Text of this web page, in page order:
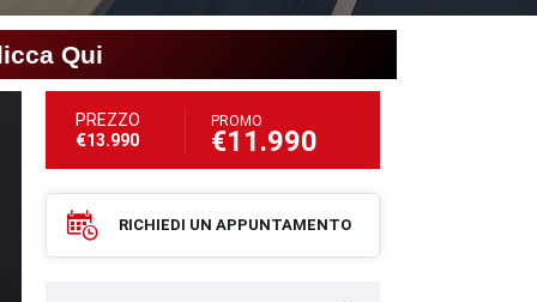
Qui
PREZZO
€13.990
PROMO
€11.990
RICHIEDI UN APPUNTAMENTO